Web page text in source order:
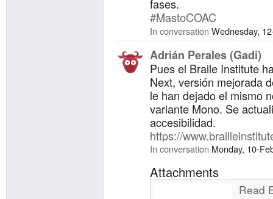
fases.
#MastoCOAC
In conversation Wednesday,
Adrián Perales (Gadi)
Pues el Braile Institute
Next, versión mejorada
le han dejado el mismo
variante Mono. Se
accesibilidad.
https://
In conversation Monday, 10-
Attachments
Read